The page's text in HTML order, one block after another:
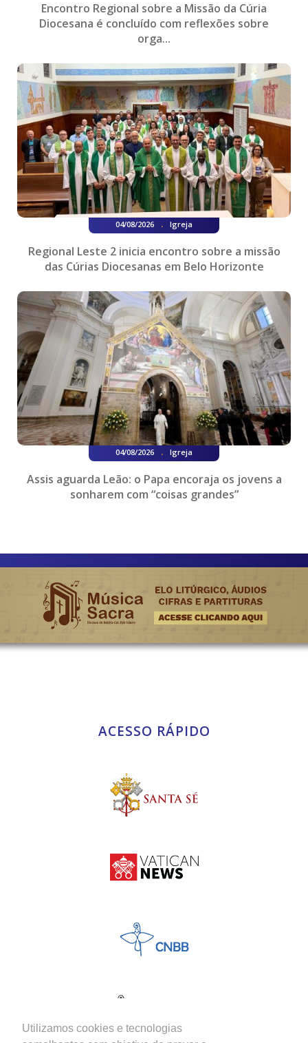
Utilizamos cookies e tecnologias
Encontro Regional sobre a Missão da Cúria
Diocesana é concluído com reflexões sobre
orga...
04/08/2026 . Igreja
Regional Leste 2 inicia encontro sobre a missão
das Cúrias Diocesanas em Belo Horizonte
04/08/2026 . Igreja
Assis aguarda Leão: o Papa encoraja os jovens a
sonharem com “coisas grandes”
ACESSO RÁPIDO